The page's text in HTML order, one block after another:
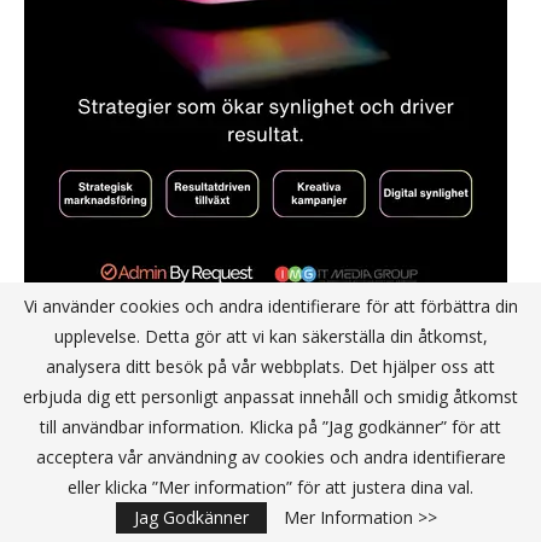
TEKNIK
Vi använder cookies och andra identifierare för att förbättra din
upplevelse. Detta gör att vi kan säkerställa din åtkomst,
analysera ditt besök på vår webbplats. Det hjälper oss att
erbjuda dig ett personligt anpassat innehåll och smidig åtkomst
till användbar information. Klicka på ”Jag godkänner” för att
acceptera vår användning av cookies och andra identifierare
eller klicka ”Mer information” för att justera dina val.
Jag Godkänner
Mer Information >>